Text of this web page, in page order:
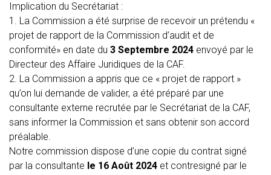
Implication du Secrétariat :
1. La Commission a été surprise de recevoir un prétendu «
projet de rapport de la Commission d’audit et de
conformité» en date du 3 Septembre 2024 envoyé par le
Directeur des Affaire Juridiques de la CAF.
2. La Commission a appris que ce « projet de rapport »
qu’on lui demande de valider, a été préparé par une
consultante externe recrutée par le Secrétariat de la CAF,
sans informer la Commission et sans obtenir son accord
préalable.
Notre commission dispose d’une copie du contrat signé
par la consultante le 16 Août 2024 et contresigné par le